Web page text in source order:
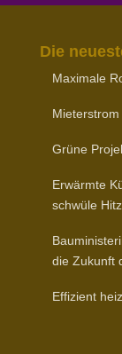
Die
Maximale
Grüne
Erwärmte
schwüle
die Zukunft
Effizient